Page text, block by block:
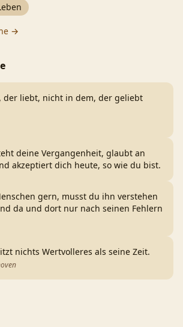
→
der liebt, nicht in dem, der geliebt
deine Vergangenheit, glaubt an
akzeptiert dich heute, so wie du bist.
gern, musst du ihn verstehen
da und dort nur nach seinen Fehlern
nichts Wertvolleres als seine Zeit.